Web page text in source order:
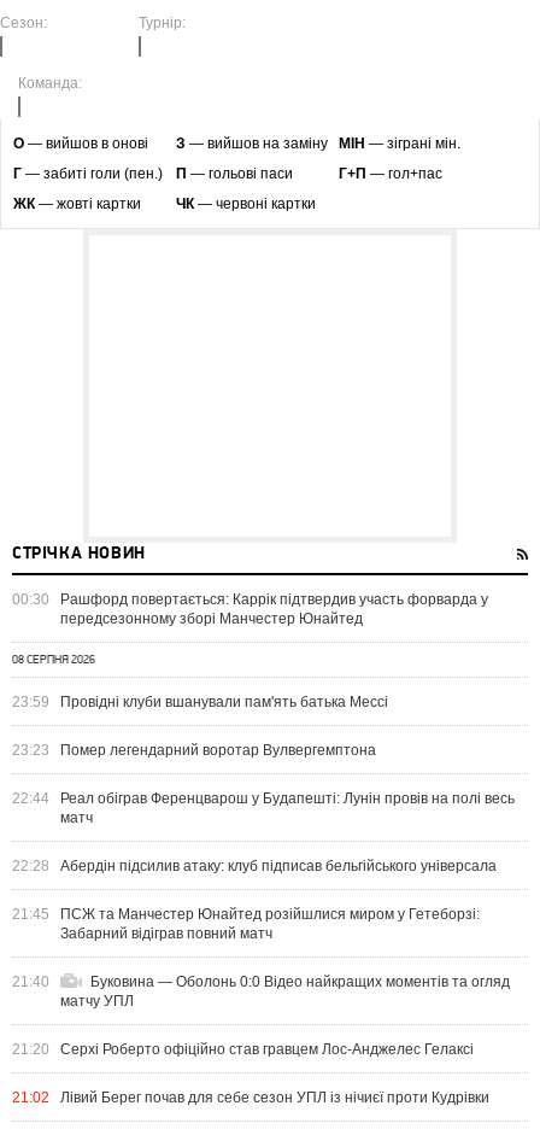
Сезон: Турнір:
Команда:
O — вийшов в онові З — вийшов на заміну МІН — зіграні мін.
Г — забиті голи (пен.) П — гольові паси Г+П — гол+пас
ЖК— жовті картки ЧК— червоні картки
СТРІЧКА НОВИН
00:30
Рашфорд повертається: Каррік підтвердив участь форварда у
передсезонному зборі Манчестер Юнайтед
08 СЕРПНЯ 2026
23:59 Провідні клуби вшанували пам'ять батька Мессі
23:23 Помер легендарний воротар Вулвергемптона
22:44
Реал обіграв Ференцварош у Будапешті: Лунін провів на полі весь
матч
22:28 Абердін підсилив атаку: клуб підписав бельгійського універсала
21:45
ПСЖ та Манчестер Юнайтед розійшлися миром у Гетеборзі:
Забарний відіграв повний матч
21:40
Буковина — Оболонь 0:0 Відео найкращих моментів та огляд
матчу УПЛ
21:20 Серхі Роберто офіційно став гравцем Лос-Анджелес Гелаксі
21:02 Лівий Берег почав для себе сезон УПЛ із нічиєї проти Кудрівки